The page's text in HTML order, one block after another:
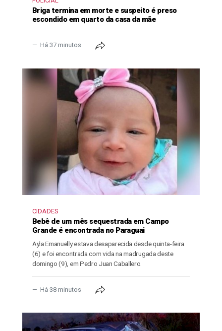
Briga termina em morte e suspeito é preso
escondido em quarto da casa da mãe
Há 37 minutos
CIDADES
Bebê de um mês sequestrada em Campo
Grande é encontrada no Paraguai
Ayla Emanuelly estava desaparecida desde quinta-feira
(6) e foi encontrada com vida na madrugada deste
domingo (9), em Pedro Juan Caballero.
Há 38 minutos